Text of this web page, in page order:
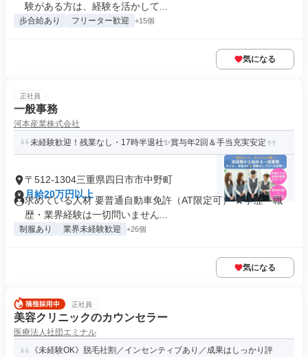
験がある方は、経験を活かして...
歩合給あり フリーター歓迎 +15個
気になる
正社員
一般事務
河本産業株式会社
未経験歓迎！残業なし・17時半退社✨賞与年2回＆手当充実安定
〒512-1304三重県四日市市中野町
月給20万円以上
求めている人材 要普通自動車免許（AT限定可） ★学歴・職
歴・業界経験は一切問いません...
制服あり 業界未経験歓迎 +26個
気になる
正社員
美容クリニックのカウンセラー
医療法人社団エミナル
《未経験OK》脱毛社割／インセンティブあり／成果はしっかり評